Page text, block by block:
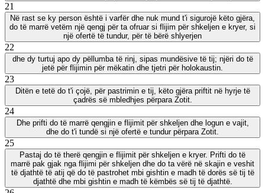
21
Në rast se ky person është i varfër dhe nuk mund t'i sigurojë këto gjëra,
do të marrë vetëm një qengj për ta ofruar si flijim për shkeljen e kryer, si
një ofertë të tundur, për të bërë shlyerjen
22
dhe dy turtuj apo dy pëllumba të rinj, sipas mundësive të tij; njëri do të
jetë për flijimin për mëkatin dhe tjetri për holokaustin.
23
Ditën e tetë do t'i çojë, për pastrimin e tij, këto gjëra priftit në hyrje të
çadrës së mbledhjes përpara Zotit.
24
Dhe prifti do të marrë qengjin e flijimit për shkeljen dhe logun e vajit,
dhe do t'i tundë si një ofertë e tundur përpara Zotit.
25
Pastaj do të therë qengjin e flijimit për shkeljen e kryer. Prifti do të
marrë pak gjak nga flijimi për shkeljen dhe do ta vërë në skajin e veshit
të djathtë të atij që do të pastrohet mbi gishtin e madh të dorës së tij të
djathtë dhe mbi gishtin e madh të këmbës së tij të djathtë.